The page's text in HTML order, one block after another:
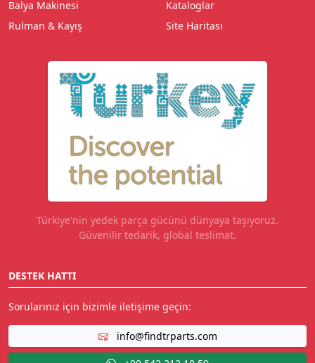
Balya Makinesi
Rulman & Kayış
Kataloglar
Site Haritası
Türkiye'nin yedek parça gücünü dünyaya taşıyoruz.
Güvenilir tedarik, global teslimat.
DESTEK HATTI
Sorularınız için bizimle iletişime geçin:
info@findtrparts.com